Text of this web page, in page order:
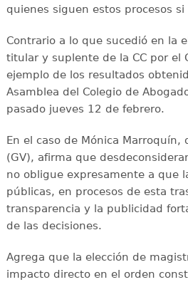
quienes siguen estos procesos
Contrario a lo que sucedió en la
titular y suplente de la CC por el
ejemplo de los resultados
Asamblea del Colegio de
pasado jueves 12 de febrero.
En el caso de Mónica Marroquín,
(GV), afirma que
no obligue expresamente a que
públicas, en procesos de esta
transparencia y la publicidad
de las decisiones.
Agrega que la elección de
impacto directo en el orden